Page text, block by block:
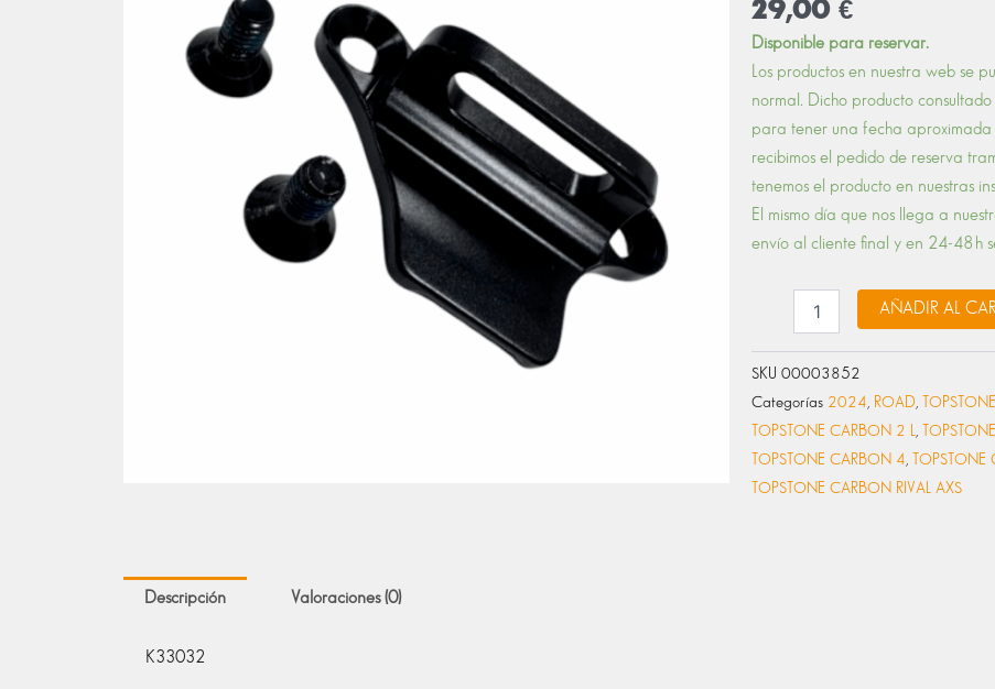
29,00 €
Disponible para reservar.
Los productos en nuestra web se
normal. Dicho producto
para tener una fecha aproximada
recibimos el pedido de reserva
tenemos el producto en nuestras
El mismo día que nos llega a
envío al cliente final y en 24-48 h
K33032
Topstone
FD
Hanger
AÑADIR AL
SKU 00003852
Categorías 2024 ROAD
TOPSTONE CARBON 2 L
TOPSTONE CARBON 4
TOPSTONE
TOPSTONE CARBON RIVAL AXS
Descripción Valoraciones (0)
K33032